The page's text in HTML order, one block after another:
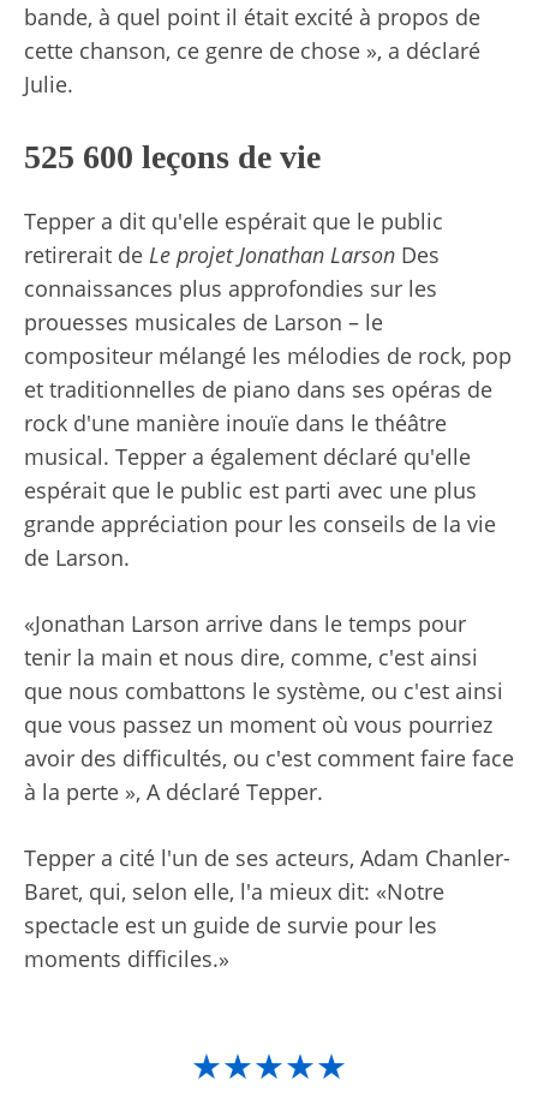
bande, à quel point il était excité à propos de
cette chanson, ce genre de chose », a déclaré
Julie.
525 600 leçons de vie
Tepper a dit qu'elle espérait que le public
retirerait de Le projet Jonathan Larson Des
connaissances plus approfondies sur les
prouesses musicales de Larson – le
compositeur mélangé les mélodies de rock, pop
et traditionnelles de piano dans ses opéras de
rock d'une manière inouïe dans le théâtre
musical. Tepper a également déclaré qu'elle
espérait que le public est parti avec une plus
grande appréciation pour les conseils de la vie
de Larson.
«Jonathan Larson arrive dans le temps pour
tenir la main et nous dire, comme, c'est ainsi
que nous combattons le système, ou c'est ainsi
que vous passez un moment où vous pourriez
avoir des difficultés, ou c'est comment faire face
à la perte », A déclaré Tepper.
Tepper a cité l'un de ses acteurs, Adam Chanler-
Baret, qui, selon elle, l'a mieux dit: «Notre
spectacle est un guide de survie pour les
moments difficiles.»
★★★★★